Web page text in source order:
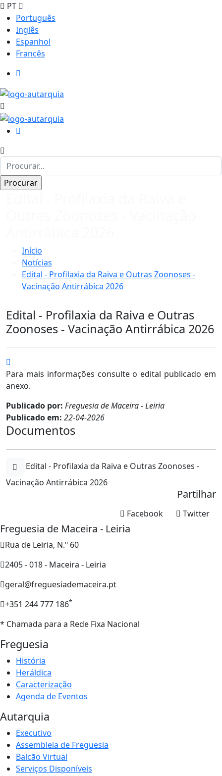
PT
Português
Inglês
Espanhol
Francês
Início
Notícias
Edital - Profilaxia da Raiva e Outras Zoonoses -
Vacinação Antirrábica 2026
Edital - Profilaxia da Raiva e Outras
Zoonoses - Vacinação Antirrábica 2026
Para mais informações consulte o edital publicado em
anexo.
Publicado por: Freguesia de Maceira - Leiria
Publicado em: 22-04-2026
Documentos
Edital - Profilaxia da Raiva e Outras Zoonoses -
Vacinação Antirrábica 2026
Partilhar
Twitter
Facebook
Freguesia de Maceira - Leiria
Rua de Leiria, N.º 60
2405 - 018 - Maceira - Leiria
geral@freguesiademaceira.pt
+351 244 777 186*
* Chamada para a Rede Fixa Nacional
Freguesia
História
Heráldica
Caracterização
Agenda de Eventos
Autarquia
Executivo
Assembleia de Freguesia
Balcão Virtual
Serviços Disponíveis